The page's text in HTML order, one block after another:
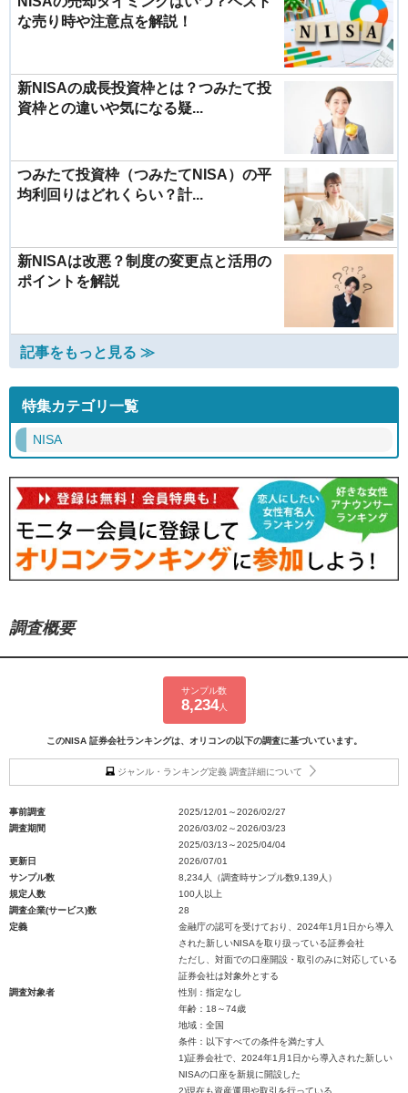
な売り時や注意点を解説！
新NISAの成長投資枠とは？つみたて投
資枠との違いや気になる疑...
つみたて投資枠（つみたてNISA）の平
均利回りはどれくらい？計...
新NISAは改悪？制度の変更点と活用の
ポイントを解説
記事をもっと見る ≫
特集カテゴリ一覧
NISA
調査概要
サンプル数
8,234人
このNISA 証券会社ランキングは、オリコンの以下の調査に基づいています。
ジャンル・ランキング定義 調査詳細について
事前調査
2025/12/01～2026/02/27
調査期間
2026/03/02～2026/03/23
2025/03/13～2025/04/04
更新日
2026/07/01
サンプル数
8,234人（調査時サンプル数9,139人）
規定人数
100人以上
調査企業(サービス)数
28
定義
金融庁の認可を受けており、2024年1月1日から導入
された新しいNISAを取り扱っている証券会社
ただし、対面での口座開設・取引のみに対応している
証券会社は対象外とする
調査対象者
性別：指定なし
年齢：18～74歳
地域：全国
条件：以下すべての条件を満たす人
1)証券会社で、2024年1月1日から導入された新しい
NISAの口座を新規に開設した
2)現在も資産運用や取引を行っている